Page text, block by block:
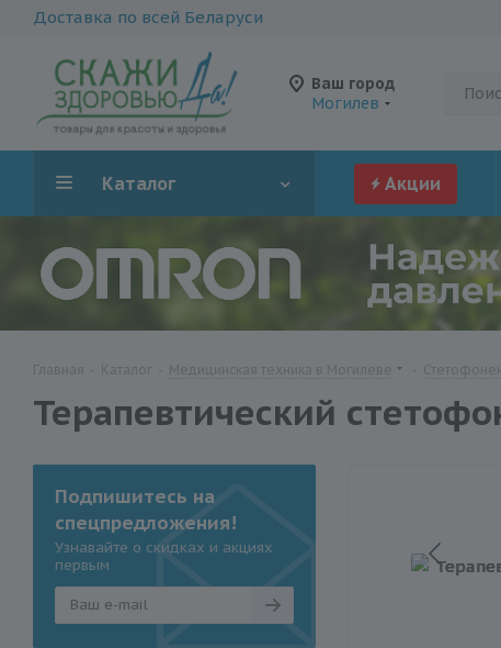
Доставка по всей Беларуси
Ваш город
Могилев
Каталог Акции
Терапевтический
Подпишитесь на
спецпредложения!
Узнавайте о скидках и акциях
первым